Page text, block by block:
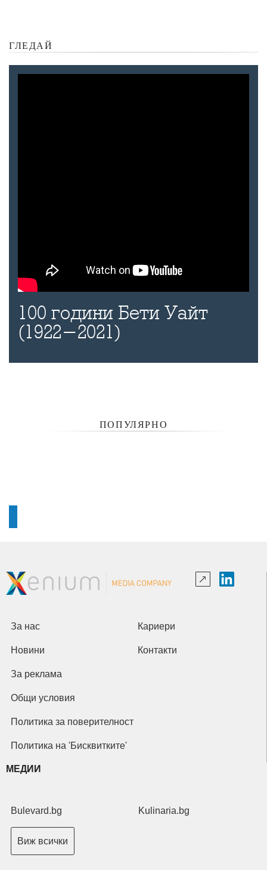
ГЛЕДАЙ
100 години Бети Уайт
(1922-2021)
ПОПУЛЯРНО
За нас Кариери
Новини Контакти
За реклама
Общи условия
Политика за поверителност
Политика на 'Бисквитките'
МЕДИИ
Bulevard.bg Kulinaria.bg
Виж всички